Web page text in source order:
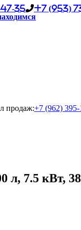
35 +7 (953)
продаж:+7 (962) 395-
л, 7.5 кВт,